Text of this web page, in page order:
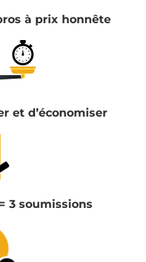
à prix honnête
et d’économiser
3 soumissions